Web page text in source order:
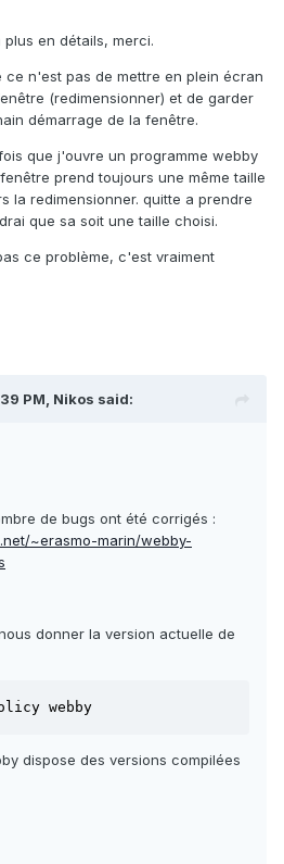
en détails, merci.
ce n'est pas de mettre en plein écran
(redimensionner) et de garder
démarrage de la fenêtre.
que j'ouvre un programme webby
prend toujours une même taille
la redimensionner. quitte a prendre
que sa soit une taille choisi.
ce problème, c'est vraiment
PM, Nikos said:
de bugs ont été corrigés :
~erasmo-marin/webby-
donner la version actuelle de
webby
dispose des versions compilées